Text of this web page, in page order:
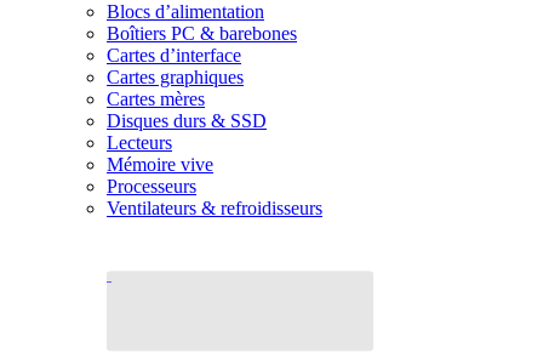
Blocs d’alimentation
Boîtiers PC & barebones
Cartes d’interface
Cartes graphiques
Cartes mères
Disques durs & SSD
Lecteurs
Mémoire vive
Processeurs
Ventilateurs & refroidisseurs